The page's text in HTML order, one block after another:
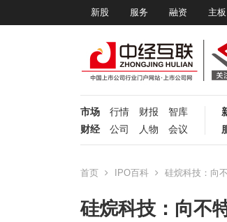
新股 服务 融资 主板
市场 行情 财报
智库
财经
公司 人物 会议
首页 IPO百科 硅烷科技：向
硅烷科技：向不